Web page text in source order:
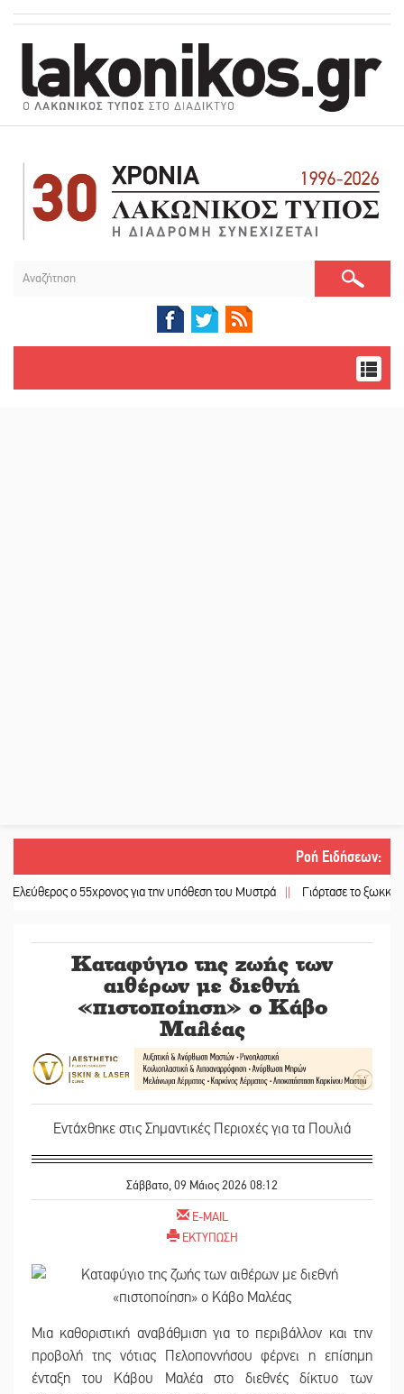
Ροή Ειδήσεων:
ο 55χρονος για την υπόθεση του Μυστρά || Γιόρτασε το ξωκκλήσι της
Καταφύγιο της ζωής των
αιθέρων με διεθνή
«πιστοποίηση» ο Κάβο
Μαλέας
Εντάχθηκε στις Σημαντικές Περιοχές για τα Πουλιά
Σάββατο, 09 Μάιος 2026 08:12
E-MAIL
ΕΚΤΥΠΩΣΗ
Μια καθοριστική αναβάθμιση για το περιβάλλον και την
προβολή της νότιας Πελοποννήσου φέρνει η επίσημη
ένταξη του Κάβου Μαλέα στο διεθνές δίκτυο των